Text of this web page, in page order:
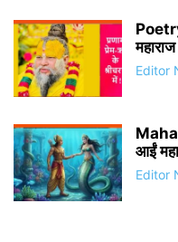
Editor
आईं
Editor